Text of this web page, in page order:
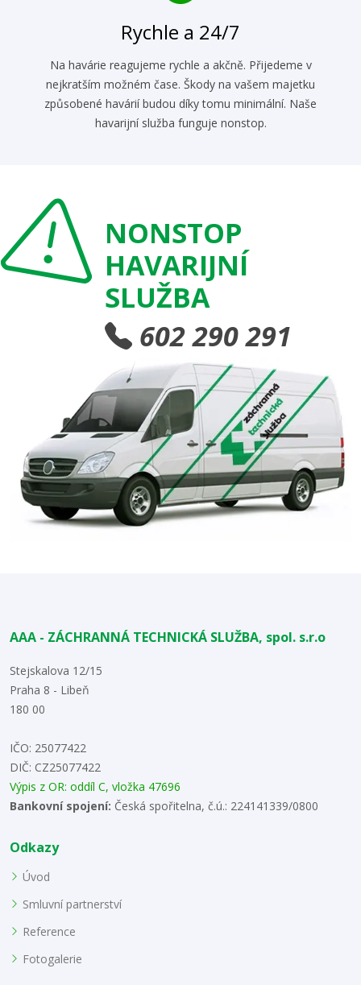
Rychle a 24/7
Na havárie reagujeme rychle a akčně. Přijedeme v
nejkratším možném čase. Škody na vašem majetku
způsobené havárií budou díky tomu minimální. Naše
havarijní služba funguje nonstop.
NONSTOP
HAVARIJNÍ
SLUŽBA
602 290 291
AAA - ZÁCHRANNÁ TECHNICKÁ SLUŽBA, spol. s.r.o
Stejskalova 12/15
Praha 8 - Libeň
180 00
IČO: 25077422
DIČ: CZ25077422
Výpis z OR: oddíl C, vložka 47696
Bankovní spojení: Česká spořitelna, č.ú.: 224141339/0800
Odkazy
Úvod
Smluvní partnerství
Reference
Fotogalerie